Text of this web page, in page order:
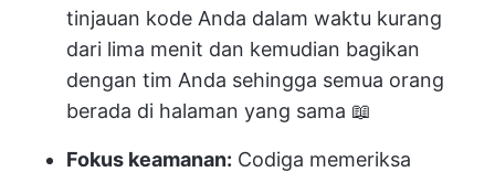
tinjauan kode Anda dalam waktu kurang
dari lima menit dan kemudian bagikan
dengan tim Anda sehingga semua orang
berada di halaman yang sama 📖
Fokus keamanan: Codiga memeriksa